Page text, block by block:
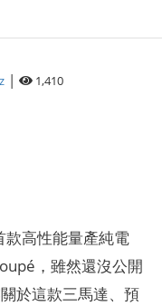
| 1,410
高性能量產純電
，雖然還沒公開
於這款三馬達、預